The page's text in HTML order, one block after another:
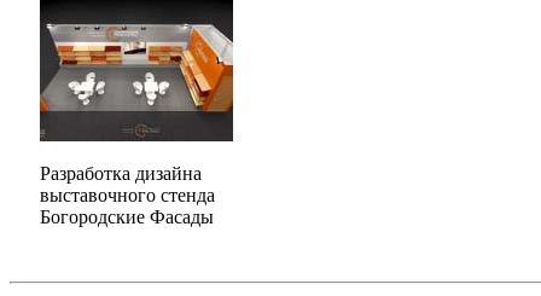
Разработка дизайна
выставочного стенда
Богородские Фасады